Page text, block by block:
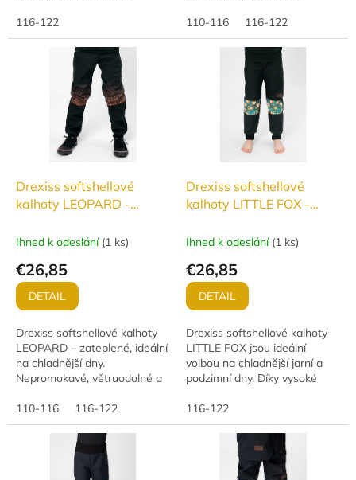
18 000 mm a
paropropustností 12 000...
116-122
materiál (vodní sloupec 18
000 mm, paropropustnost...
110-116 116-122
Drexiss softshellové
kalhoty LEOPARD -
Ihned k odeslání (1 ks)
€26,85
DETAIL
Drexiss softshellové kalhoty
LEOPARD – zateplené, ideální
na chladnější dny.
Nepromokavé, větruodolné a
g/m²/24 h). Pohodlný střih
neomezuje pohyb,...
110-116 116-122
Drexiss softshellové
kalhoty LITTLE FOX -
Ihned k odeslání (1 ks)
€26,85
DETAIL
Drexiss softshellové kalhoty
LITTLE FOX jsou ideální
volbou na chladnější jarní a
podzimní dny. Díky vysoké
sloupec 18 000 mm,
paropropustnost 12 000...
116-122